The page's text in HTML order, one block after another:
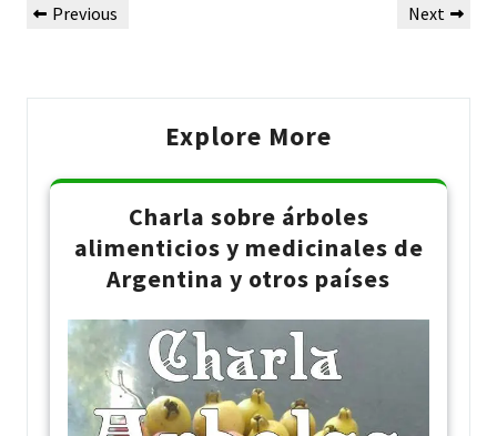
navigation
Previous
Previous
Next
Next
Explore More
Charla sobre árboles
alimenticios y medicinales de
Argentina y otros países